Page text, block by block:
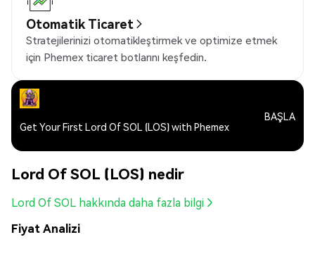
Otomatik Ticaret
Stratejilerinizi otomatikleştirmek ve optimize etmek
için Phemex ticaret botlarını keşfedin.
Get Your First Lord Of SOL (LOS) with Phemex
BAŞLA
Lord Of SOL (LOS) nedir
Lord Of SOL hakkında daha fazla bilgi
Fiyat Analizi